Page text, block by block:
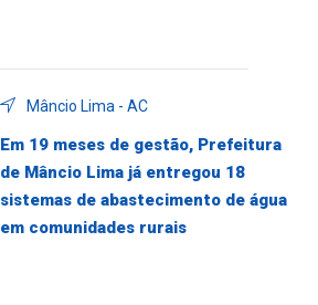
Mâncio Lima - AC
Em 19 meses de gestão, Prefeitura
de Mâncio Lima já entregou 18
sistemas de abastecimento de água
em comunidades rurais